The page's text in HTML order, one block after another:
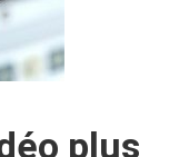
plus